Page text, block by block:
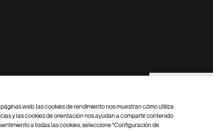
Footer Site Search
web: las cookies de rendimiento nos muestran cómo utiliza
y las cookies de orientación nos ayudan a compartir contenido
a todas las cookies, seleccione "Configuración de